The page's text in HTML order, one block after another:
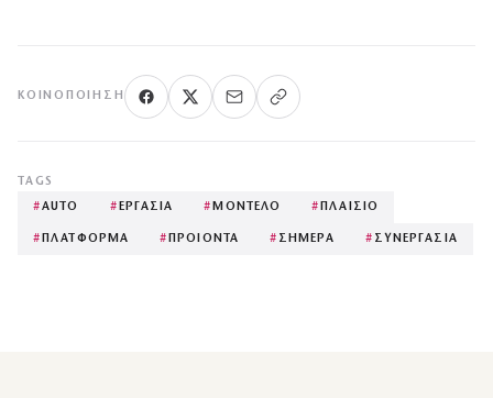
ΚΟΙΝΟΠΟΊΗΣΗ
TAGS
#AUTO # ΕΡΓΑΣΙΑ # ΜΟΝΤΕΛΟ # ΠΛΑΙΣΙΟ
# ΠΛΑΤΦΟΡΜΑ # ΠΡΟΙΟΝΤΑ # ΣΗΜΕΡΑ # ΣΥΝΕΡΓΑΣΙΑ